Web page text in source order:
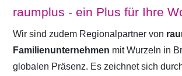
raumplus - ein Plus für Ihre
Wir sind zudem Regionalpartner von
Familienunternehmen mit Wurzeln in
globalen Präsenz. Es zeichnet sich